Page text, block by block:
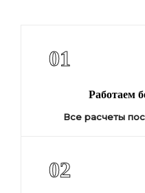
01
Работаем
Все расчеты
02